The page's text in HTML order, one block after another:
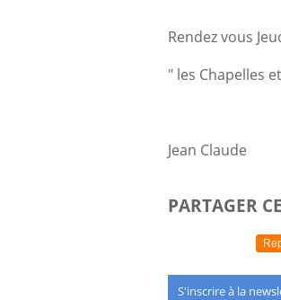
Rendez vous
" les Chapelles
Jean Claude
PARTAGER
S'inscrire à la